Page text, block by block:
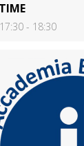
TIME
17:30 - 18:30